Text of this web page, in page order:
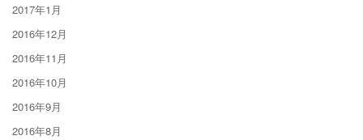
2017年1月
2016年12月
2016年11月
2016年10月
2016年9月
2016年8月